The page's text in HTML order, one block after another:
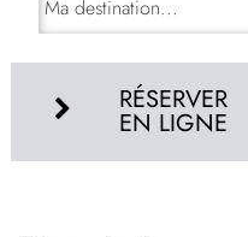
RÉSERVER
EN LIGNE